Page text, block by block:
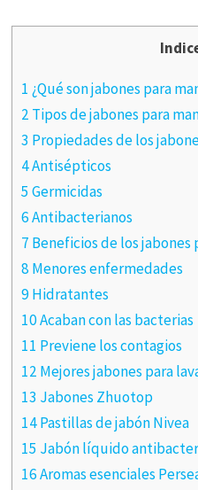
1 ¿Qué son jabones para
2 Tipos de jabones para
3 Propiedades de los
4 Antisépticos
5 Germicidas
6 Antibacterianos
7 Beneficios de los jabones
8 Menores enfermedades
9 Hidratantes
10 Acaban con las bacterias
11 Previene los contagios
12 Mejores jabones para
13 Jabones Zhuotop
14 Pastillas de jabón Nivea
15 Jabón líquido
16 Aromas esenciales